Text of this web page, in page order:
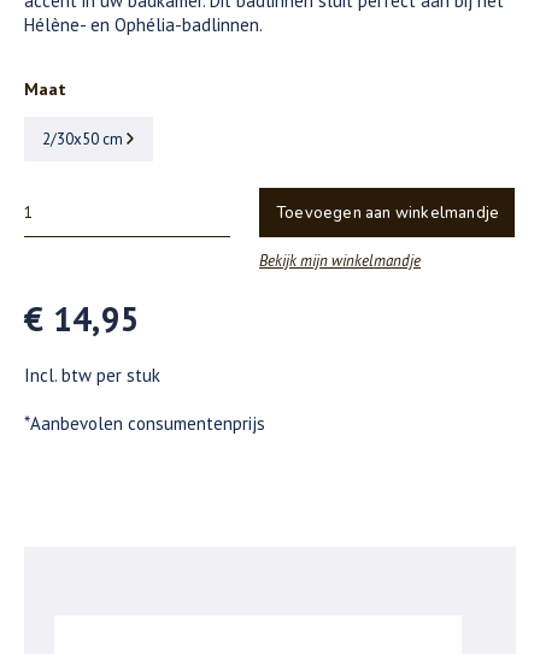
Hélène- en Ophélia-badlinnen.
Maat
2/30x50 cm
Toevoegen aan winkelmandje
Bekijk mijn winkelmandje
€ 14,95
Incl. btw per stuk
*Aanbevolen consumentenprijs